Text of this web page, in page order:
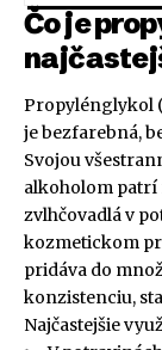
Čo je
Propylénglykol
je bezfarebná,
Svojou
alkoholom patrí
zvlhčovadlá v
kozmetickom
pridáva do
konzistenciu,
Najčastejšie